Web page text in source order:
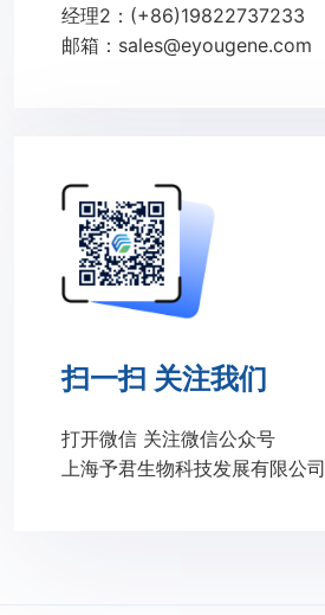
经理2：(+86)19822737233
邮箱：sales@eyougene.com
扫一扫 关注我们
打开微信 关注微信公众号
上海予君生物科技发展有限公司